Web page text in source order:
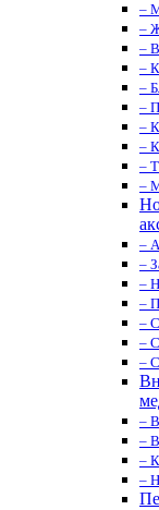
–
–
–
–
–
–
–
–
–
–
–
–
–
–
–
–
–
–
–
–
–